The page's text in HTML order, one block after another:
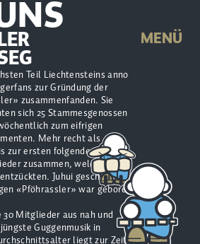
MENÜ
Teil Liechtensteins anno
zur Gründung der
zusammenfanden. Sie
sich 25 Stammesgenossen
zum eifrigen
Mehr recht als
zur ersten folgenden
zusammen, welche das
Juhui geschafft!
«Pföhrassler» war geboren!
Mitglieder aus nah und
Guggenmusik in
liegt zur Zeit